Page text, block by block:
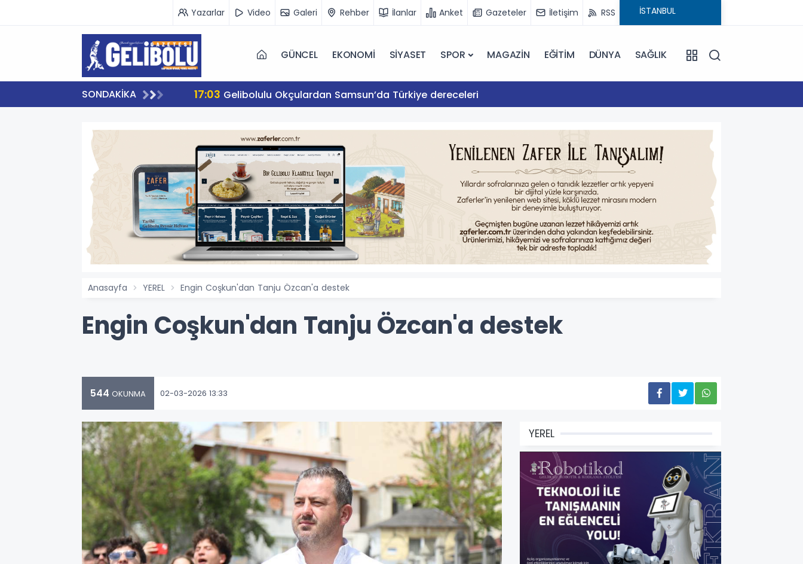
Yazarlar Video Galeri Rehber İlanlar Anket Gazeteler İletişim RSS
GÜNCEL EKONOMİ SİYASET SPOR MAGAZİN EĞİTİM DÜNYA SAĞLIK
SONDAKİKA 17:03 Gelibolulu Okçulardan Samsun’da Türkiye dereceleri
Anasayfa YEREL Engin Coşkun'dan Tanju Özcan'a destek
Engin Coşkun'dan Tanju Özcan'a destek
544 OKUNMA 02-03-2026 13:33
YEREL